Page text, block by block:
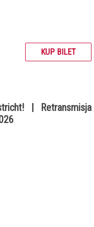
KUP BILET
| Retransmisja